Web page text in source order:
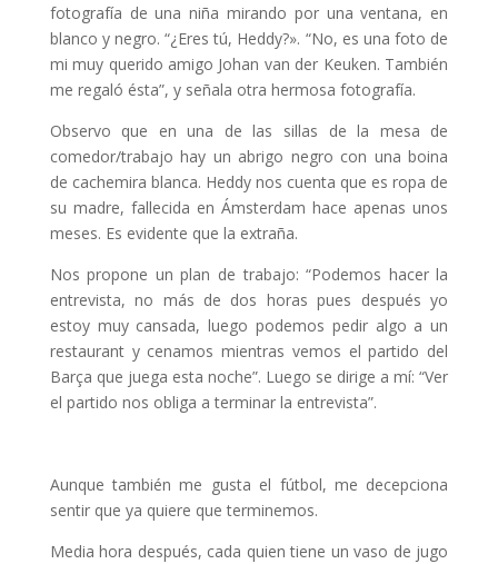
fotografía de una niña mirando por una ventana, en
blanco y negro. “¿Eres tú, Heddy?». “No, es una foto de
mi muy querido amigo Johan van der Keuken. También
me regaló ésta”, y señala otra hermosa fotografía.
Observo que en una de las sillas de la mesa de
comedor/trabajo hay un abrigo negro con una boina
de cachemira blanca. Heddy nos cuenta que es ropa de
su madre, fallecida en Ámsterdam hace apenas unos
meses. Es evidente que la extraña.
Nos propone un plan de trabajo: “Podemos hacer la
entrevista, no más de dos horas pues después yo
estoy muy cansada, luego podemos pedir algo a un
restaurant y cenamos mientras vemos el partido del
Barça que juega esta noche”. Luego se dirige a mí: “Ver
el partido nos obliga a terminar la entrevista”.
Aunque también me gusta el fútbol, ​​me decepciona
sentir que ya quiere que terminemos.
Media hora después, cada quien tiene un vaso de jugo